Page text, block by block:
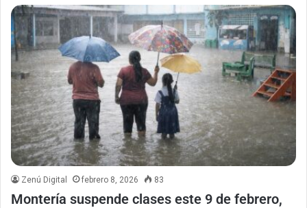
Zenú Digital febrero 8, 2026 83
Montería suspende clases este 9 de febrero,